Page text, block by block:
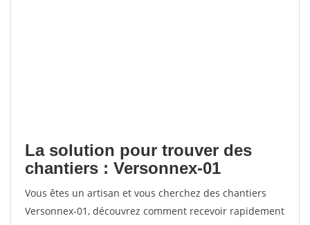
La solution pour trouver des
chantiers : Versonnex-01
Vous êtes un artisan et vous cherchez des chantiers
Versonnex-01, découvrez comment recevoir rapidement